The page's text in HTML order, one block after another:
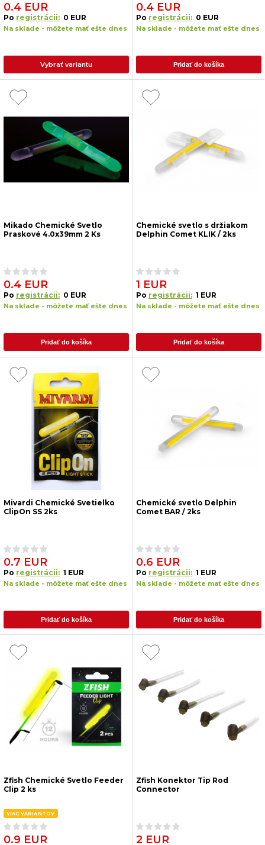
0.4 EUR
Po registrácii: 0 EUR
Na sklade - môžete mať ešte dnes
Vybrať variantu
0.4 EUR
Po registrácii: 0 EUR
Na sklade - môžete mať ešte dnes
Pridať do košíka
Mikado Chemické Svetlo
Praskové 4.0x39mm 2 Ks
0.4 EUR
Po registrácii: 0 EUR
Na sklade - môžete mať ešte dnes
Pridať do košíka
Chemické svetlo s držiakom
Delphin Comet KLIK / 2ks
1 EUR
Po registrácii: 1 EUR
Na sklade - môžete mať ešte dnes
Pridať do košíka
Mivardi Chemické Svetielko
ClipOn SS 2ks
0.7 EUR
Po registrácii: 1 EUR
Na sklade - môžete mať ešte dnes
Pridať do košíka
Chemické svetlo Delphin
Comet BAR / 2ks
0.6 EUR
Po registrácii: 1 EUR
Na sklade - môžete mať ešte dnes
Pridať do košíka
Zfish Chemické Svetlo Feeder
Clip 2 ks
VIAC VARIANTOV
0.9 EUR
Zfish Konektor Tip Rod
Connector
2 EUR